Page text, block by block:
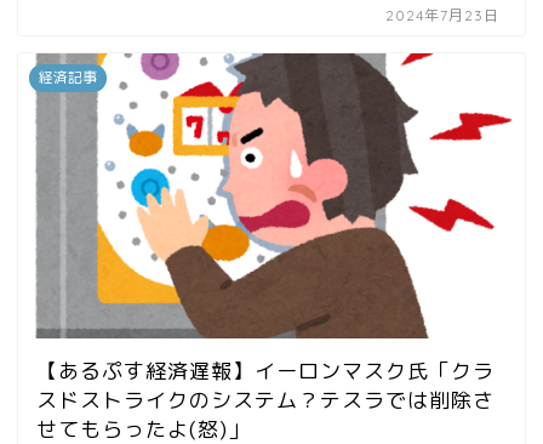
2024年7月23日
経済記事
【あるぷす経済遅報】イーロンマスク氏「クラ
スドストライクのシステム？テスラでは削除さ
せてもらったよ(怒)」